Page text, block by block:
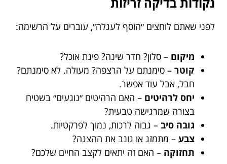
לפני שאתם לוחצים ״הוסף לעגלה״, עוברים על הרשימה:
מיקום – סלון? חדר שינה? פינת אוכל?
קוטר – סימנתם על הרצפה? מעולה. לא סימנתם?
חבל, אבל עוד אפשר.
יחס לרהיטים – האם הרהיטים ״נוגעים״ בשטיח
בצורה שמרגישה טבעית?
גובה סיב – גבוה לרכות, נמוך לפרקטיות.
צבע – מתמזג או גונב את ההצגה?
תחזוקה – האם זה יתאים לקצב החיים שלכם?